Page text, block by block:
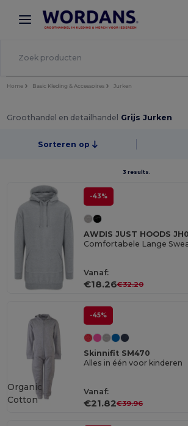
× Wordans-app
Betere prijzen in de app!
Home Basic Kleding & Accessoires Jurken
Groothandel en detailhandel Grijs Jurken
Sorteren op
3 results.
-43%
AWDIS JUST HOODS
Vanaf:
€18.26€32.20
-45%
Skinnifit SM470
Alles in één voor kinderen
Vanaf:
€21.82€39.96
Organic
Cotton